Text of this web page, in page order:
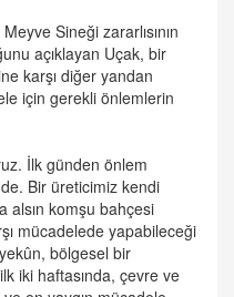
Sineği zararlısının
açıklayan Uçak, bir
karşı diğer yandan
için gerekli önlemlerin
İlk günden önlem
Bir üreticimiz kendi
alsın komşu bahçesi
mücadelede yapabileceği
bölgesel bir
iki haftasında, çevre ve